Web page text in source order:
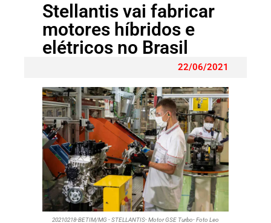
Stellantis vai fabricar
motores híbridos e
elétricos no Brasil
22/06/2021
20210218-BETIM/MG - STELLANTIS- Motor GSE Turbo- Foto Leo